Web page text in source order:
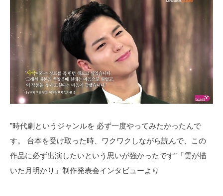
”時代劇というジャンルを 必ず一度やってみたかったんで
す。 台本を受け取った時、ワクワクしながら読んで、この
作品に必ず出演したいという思いが強かったです”「雲が描
いた月明かり」制作発表会インタビューより